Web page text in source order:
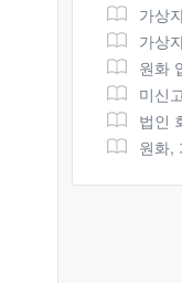
가상
법인
원화,